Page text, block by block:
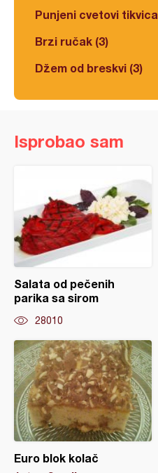
Punjeni cvetovi tikvica
Brzi ručak (3)
Džem od breskvi (3)
Isprobao sam
Salata od pečenih
parika sa sirom
28010
Euro blok kolač